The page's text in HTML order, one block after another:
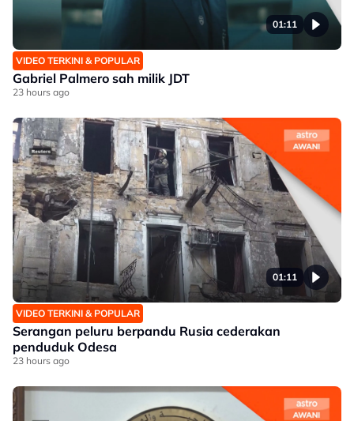
01:11
VIDEO TERKINI & POPULAR
Gabriel Palmero sah milik JDT
23 hours ago
01:11
VIDEO TERKINI & POPULAR
Serangan peluru berpandu Rusia cederakan
penduduk Odesa
23 hours ago